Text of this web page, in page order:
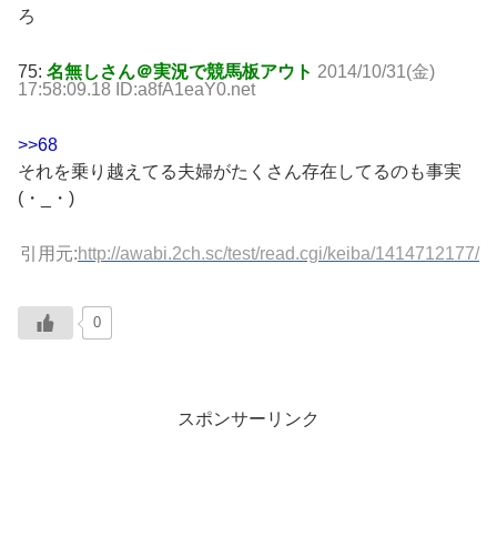
ろ
75: 名無しさん＠実況で競馬板アウト 2014/10/31(金)
17:58:09.18 ID:a8fA1eaY0.net
>>68
それを乗り越えてる夫婦がたくさん存在してるのも事実
(・_・)
引用元:http://awabi.2ch.sc/test/read.cgi/keiba/1414712177/
0
スポンサーリンク